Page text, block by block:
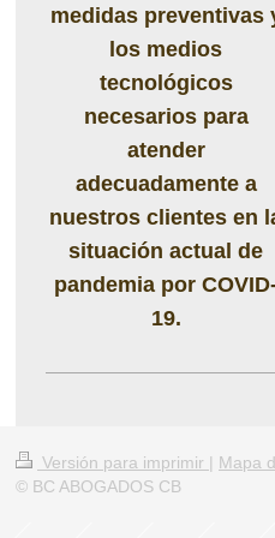
medidas preventivas
los medios
tecnológicos
necesarios para
atender
adecuadamente a
nuestros clientes en
situación actual de
pandemia por
19.
Versión para imprimir | Mapa
© BC ABOGADOS CB